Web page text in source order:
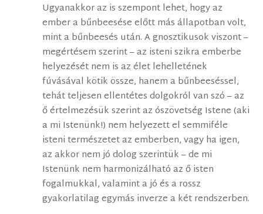
Ugyanakkor az is szempont lehet, hogy az
ember a bűnbeesése előtt más állapotban volt,
mint a bűnbeesés után. A gnosztikusok viszont –
megértésem szerint – az isteni szikra emberbe
helyezését nem is az élet lehelletének
fúvásával kötik össze, hanem a bűnbeeséssel,
tehát teljesen ellentétes dolgokról van szó – az
ő értelmezésük szerint az ószövetség Istene (aki
a mi Istenünk!) nem helyezett el semmiféle
isteni természetet az emberben, vagy ha igen,
az akkor nem jó dolog szerintük – de mi
Istenünk nem harmonizálható az ő isten
fogalmukkal, valamint a jó és a rossz
gyakorlatilag egymás inverze a két rendszerben.